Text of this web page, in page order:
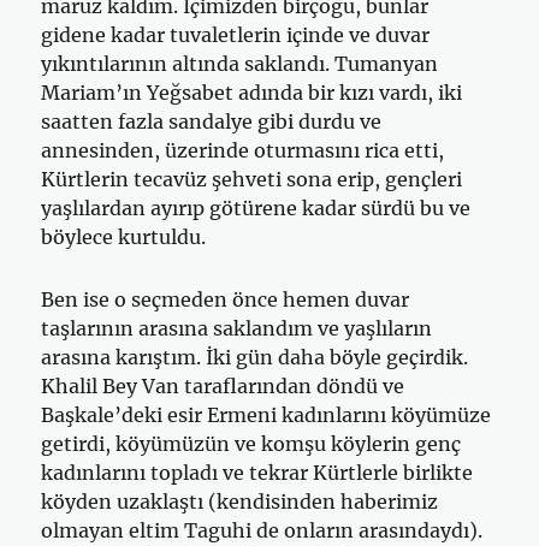
maruz kaldım. İçimizden birçoğu, bunlar
gidene ka­dar tuvaletlerin içinde ve duvar
yıkıntılarının altında saklandı. Tumanyan
Mariam’ın Yeğsabet adında bir kızı vardı, iki
saatten fazla sandalye gibi durdu ve
annesinden, üzerinde oturmasını rica etti,
Kürtlerin tecavüz şehveti sona erip, gençleri
yaşlılardan ayırıp götürene kadar sürdü bu ve
böylece kurtuldu.
Ben ise o seçmeden önce hemen duvar
taşlarının arasına saklandım ve yaşlıların
arasına karıştım. İki gün daha böyle geçirdik.
Khalil Bey Van taraflarından döndü ve
Başkale’deki esir Ermeni kadınlarını köyü­müze
getirdi, köyümüzün ve komşu köylerin genç
kadınlarını topladı ve tekrar Kürtlerle birlikte
köyden uzaklaştı (kendisinden haberimiz
olma­yan eltim Taguhi de onların arasındaydı).